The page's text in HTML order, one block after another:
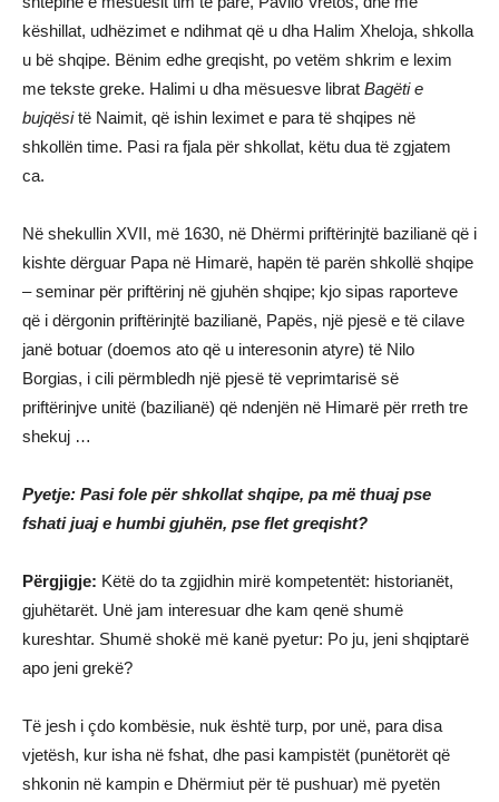
këshillat, udhëzimet e ndihmat që u dha Halim Xheloja, shkolla
u bë shqipe. Bënim edhe greqisht, po vetëm shkrim e lexim
me tekste greke. Halimi u dha mësuesve librat Bagëti e
bujqësitë Naimit, që ishin leximet e para të shqipes në
shkollën time. Pasi ra fjala për shkollat, këtu dua të zgjatem
ca.
Në shekullin XVII, më 1630, në Dhërmi priftërinjtë bazilianë që i
kishte dërguar Papa në Himarë, hapën të parën shkollë shqipe
– seminar për priftërinj në gjuhën shqipe; kjo sipas raporteve
që i dërgonin priftërinjtë bazilianë, Papës, një pjesë e të cilave
janë botuar (doemos ato që u interesonin atyre) të Nilo
Borgias, i cili përmbledh një pjesë të veprimtarisë së
priftërinjve unitë (bazilianë) që ndenjën në Himarë për rreth tre
shekuj …
Pyetje: Pasi fole për shkollat shqipe, pa më thuaj pse
fshati juaj e humbi gjuhën, pse flet greqisht?
Përgjigje: Këtë do ta zgjidhin mirë kompetentët: historianët,
gjuhëtarët. Unë jam interesuar dhe kam qenë shumë
kureshtar. Shumë shokë më kanë pyetur: Po ju, jeni shqiptarë
apo jeni grekë?
Të jesh i çdo kombësie, nuk është turp, por unë, para disa
vjetësh, kur isha në fshat, dhe pasi kampistët (punëtorët që
shkonin në kampin e Dhërmiut për të pushuar) më pyetën